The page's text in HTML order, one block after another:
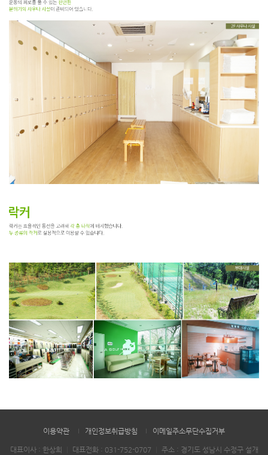
이용약관 개인정보취급방침 이메일주소무단수집거부
대표이사 : 한상희 대표전화 : 031-752-0707
주소 : 경기도 성남시 수정구 설개